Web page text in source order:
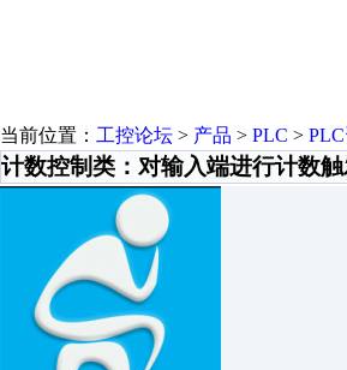
当前位置： 工控论坛 > 产品 > PLC >
计数控制类：对输入端进行计数